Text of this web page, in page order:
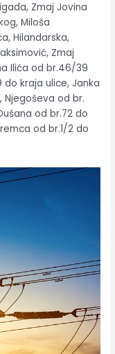
Zmaj Jovina
Miloša
Hilandarska,
Zmaj
Ilića od br.46/39
kraja ulice, Janka
Njegoševa od br.
od br.72 do
od br.1/2 do